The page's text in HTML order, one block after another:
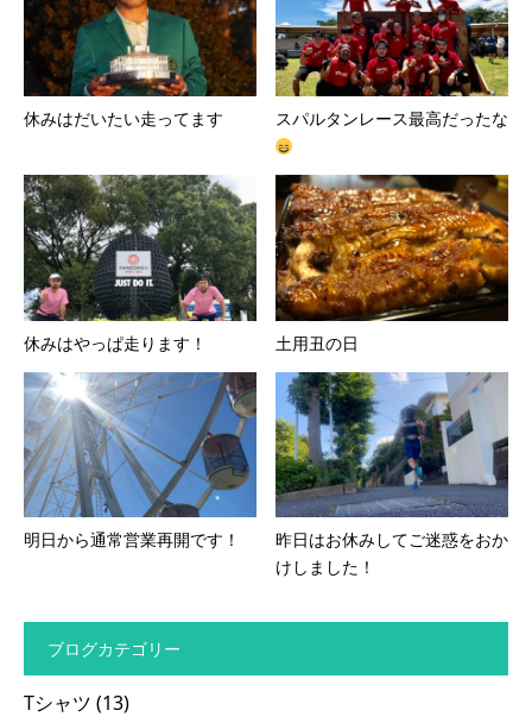
休みはだいたい走ってます スパルタンレース最高だったな
休みはやっぱ走ります！ 土用丑の日
明日から通常営業再開です！
昨日はお休みしてご迷惑をおか
けしました！
ブログカテゴリー
Tシャツ (13)